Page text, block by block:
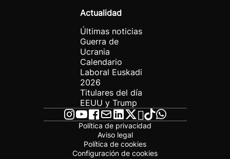
Actualidad
Últimas noticias
Guerra de
Ucrania
Calendario
Laboral Euskadi
2026
Titulares del día
EEUU y Trump
Política de privacidad
Aviso legal
Política de cookies
Configuración de cookies